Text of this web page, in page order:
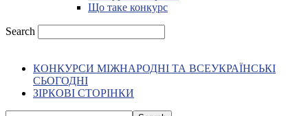
Що таке конкурс
Search
КОНКУРСИ МІЖНАРОДНІ ТА ВСЕУКРАЇНСЬКІ
СЬОГОДНІ
ЗІРКОВІ СТОРІНКИ